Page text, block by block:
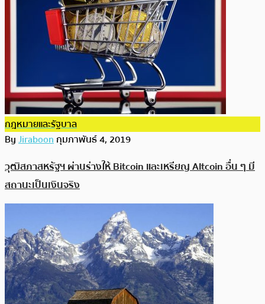
กฎหมายและรัฐบาล
ByJiraboonกุมภาพันธ์ 4, 2019
วุฒิสภาสหรัฐฯ ผ่านร่างให้ Bitcoin และเหรียญ Altcoin อื่น ๆ มี
สถานะเป็นเงินจริง